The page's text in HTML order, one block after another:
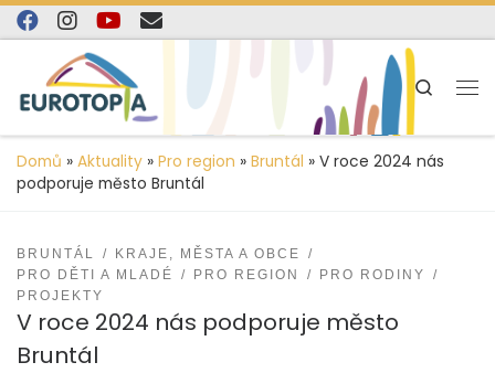
content
Skip to content
Search
Domů » Aktuality » Pro region » Bruntál » V roce 2024 nás
podporuje město Bruntál
BRUNTÁL
KRAJE, MĚSTA A OBCE
PRO DĚTI A MLADÉ
PRO REGION
PRO RODINY
PROJEKTY
V roce 2024 nás podporuje město
Bruntál